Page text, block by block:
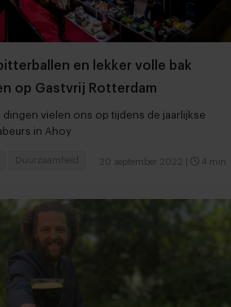
en lekker volle bak
op Gastvrij Rotterdam
dingen vielen ons op tijdens de jaarlijkse
in Ahoy
20 september 2022 4 min
Duurzaamheid